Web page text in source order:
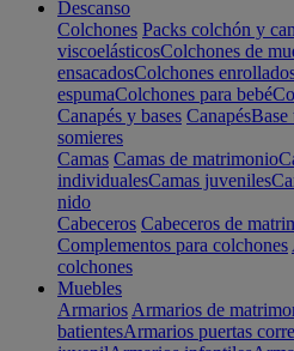
Descanso
Colchones Packs colchón y
viscoelásticosColchones de
ensacadosColchones
espumaColchones para bebé
Canapés y bases CanapésBase
somieres
Camas Camas de matrimonio
individualesCamas juveniles
nido
Cabeceros Cabeceros de
Complementos para colchones
colchones
Muebles
Armarios Armarios de
batientesArmarios puertas